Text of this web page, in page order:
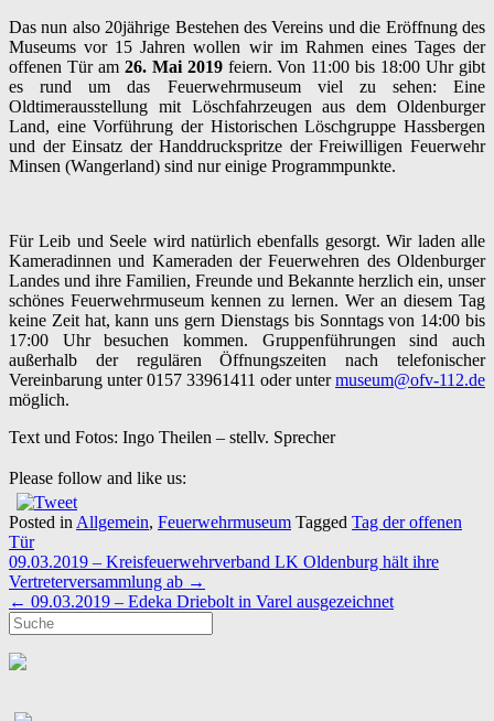
Das nun also 20jährige Bestehen des Vereins und die Eröffnung des
Museums vor 15 Jahren wollen wir im Rahmen eines Tages der
offenen Tür am 26. Mai 2019feiern. Von 11:00 bis 18:00 Uhr gibt
es rund um das Feuerwehrmuseum viel zu sehen: Eine
Oldtimerausstellung mit Löschfahrzeugen aus dem Oldenburger
Land, eine Vorführung der Historischen Löschgruppe Hassbergen
und der Einsatz der Handdruckspritze der Freiwilligen Feuerwehr
Minsen (Wangerland) sind nur einige Programmpunkte.
Für Leib und Seele wird natürlich ebenfalls gesorgt. Wir laden alle
Kameradinnen und Kameraden der Feuerwehren des Oldenburger
Landes und ihre Familien, Freunde und Bekannte herzlich ein, unser
schönes Feuerwehrmuseum kennen zu lernen. Wer an diesem Tag
keine Zeit hat, kann uns gern Dienstags bis Sonntags von 14:00 bis
17:00 Uhr besuchen kommen. Gruppenführungen sind auch
außerhalb der regulären Öffnungszeiten nach telefonischer
Vereinbarung unter 0157 33961411 oder untermuseum@ofv-112.de
möglich.
Text und Fotos: Ingo Theilen – stellv. Sprecher
Please follow and like us:
Posted in Allgemein, Feuerwehrmuseum Tagged Tag der offenen
Tür
Post
navigation
09.03.2019 – Kreisfeuerwehrverband LK Oldenburg hält ihre
Vertreterversammlung ab →
← 09.03.2019 – Edeka Driebolt in Varel ausgezeichnet